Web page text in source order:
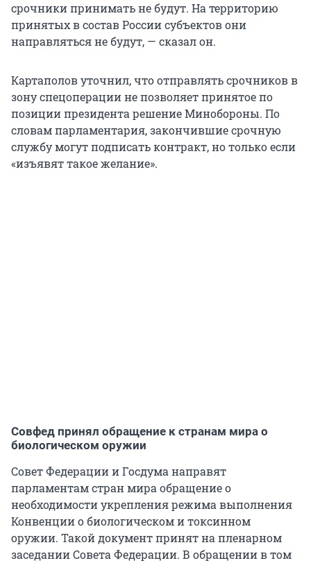
срочники принимать не будут. На территорию
принятых в состав России субъектов они
направляться не будут, — сказал он.
Картаполов уточнил, что отправлять срочников в
зону спецоперации не позволяет принятое по
позиции президента решение Минобороны. По
словам парламентария, закончившие срочную
службу могут подписать контракт, но только если
«изъявят такое желание».
Совфед принял обращение к странам мира о
биологическом оружии
Совет Федерации и Госдума направят
парламентам стран мира обращение о
необходимости укрепления режима выполнения
Конвенции о биологическом и токсинном
оружии. Такой документ принят на пленарном
заседании Совета Федерации. В обращении в том